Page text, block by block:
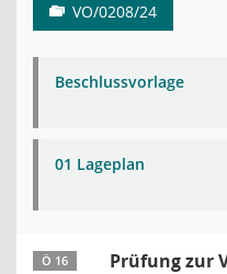
VO/0208/24
Beschlussvorlage
01 Lageplan
Ö 16
Prüfung zur